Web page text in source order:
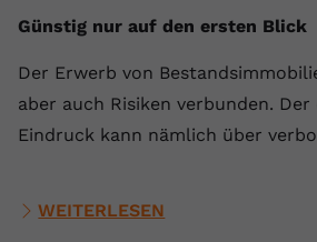
Günstig nur auf den ersten Blick
Der Erwerb von
aber auch Risiken verbunden.
Eindruck kann nämlich über
WEITERLESEN